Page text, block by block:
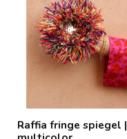
Raffia fringe spiegel |